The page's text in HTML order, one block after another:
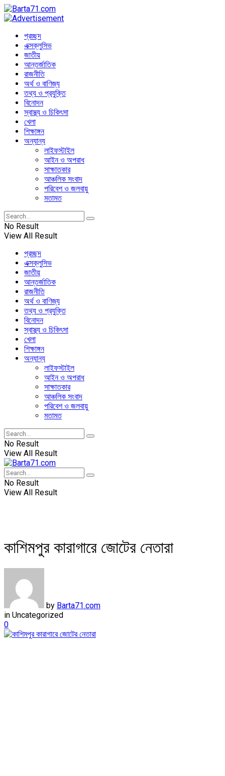
প্রচ্ছদ
এক্সক্লুসিভ
জাতীয়
আন্তর্জাতিক
রাজনীতি
অর্থ ও বাণিজ্য
তথ্য ও প্রযুক্তি
বিনোদন
স্বাস্থ্য ও চিকিৎসা
খেলা
শিক্ষাঙ্গন
অন্যান্য
লাইফস্টাইল
আইন ও অপরাধ
সাক্ষাতকার
আঞ্চলিক সংবাদ
পরিবেশ ও জলবায়ু
মতামত
No Result
View All Result
প্রচ্ছদ
এক্সক্লুসিভ
জাতীয়
আন্তর্জাতিক
রাজনীতি
অর্থ ও বাণিজ্য
তথ্য ও প্রযুক্তি
বিনোদন
স্বাস্থ্য ও চিকিৎসা
খেলা
শিক্ষাঙ্গন
অন্যান্য
লাইফস্টাইল
আইন ও অপরাধ
সাক্ষাতকার
আঞ্চলিক সংবাদ
পরিবেশ ও জলবায়ু
মতামত
No Result
View All Result
No Result
View All Result
কাশিমপুর কারাগারে জোটের নেতারা
by Barta71.com
in Uncategorized
0